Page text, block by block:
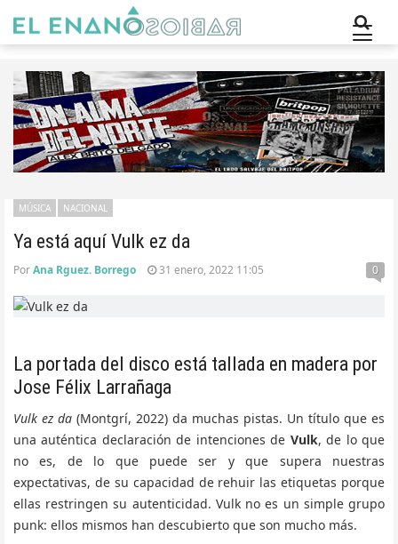
Ya está aquí Vulk ez da
MÚSICA NACIONAL
PorAna Rguez. Borrego 31 enero, 2022 11:05 0
La portada del disco está tallada en madera por
Jose Félix Larrañaga
Vulk ez da (Montgrí, 2022) da muchas pistas. Un título que es
una auténtica declaración de intenciones de Vulk, de lo que
no es, de lo que puede ser y que supera nuestras
expectativas, de su capacidad de rehuir las etiquetas porque
ellas restringen su autenticidad. Vulk no es un simple grupo
punk: ellos mismos han descubierto que son mucho más.